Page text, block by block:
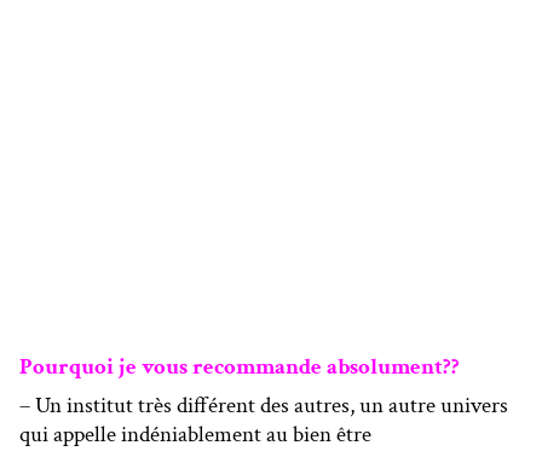
Pourquoi je vous recommande absolument??
– Un institut très différent des autres, un autre univers
qui appelle indéniablement au bien être